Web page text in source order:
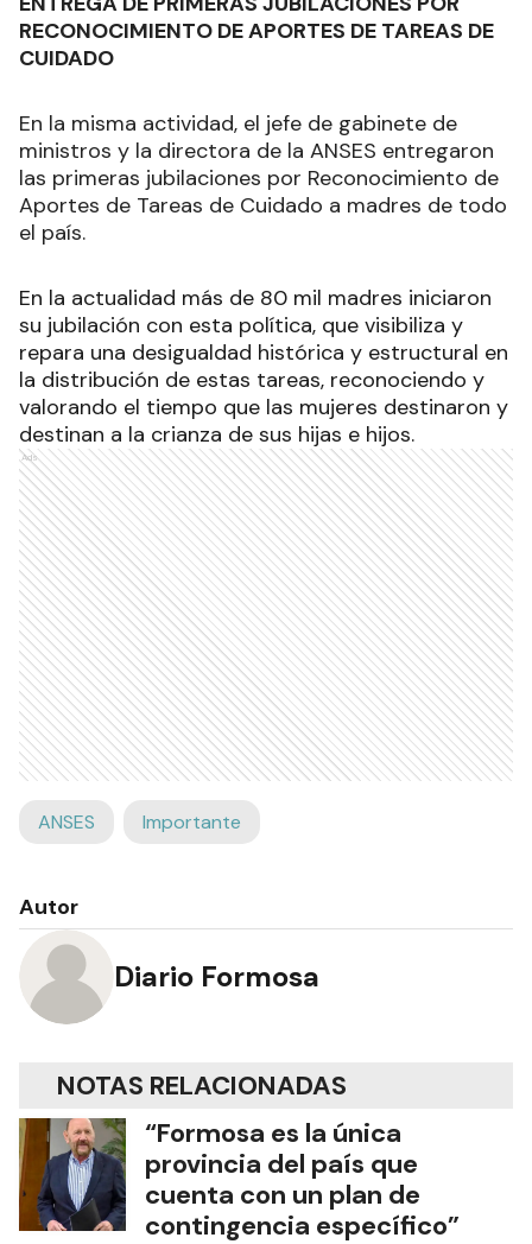
RECONOCIMIENTO DE APORTES DE TAREAS DE
CUIDADO
En la misma actividad, el jefe de gabinete de
ministros y la directora de la ANSES entregaron
las primeras jubilaciones por Reconocimiento de
Aportes de Tareas de Cuidado a madres de todo
el país.
En la actualidad más de 80 mil madres iniciaron
su jubilación con esta política, que visibiliza y
repara una desigualdad histórica y estructural en
la distribución de estas tareas, reconociendo y
valorando el tiempo que las mujeres destinaron y
destinan a la crianza de sus hijas e hijos.
Ads
ANSES Importante
Autor
Diario Formosa
NOTAS RELACIONADAS
“Formosa es la única
provincia del país que
cuenta con un plan de
contingencia específico”